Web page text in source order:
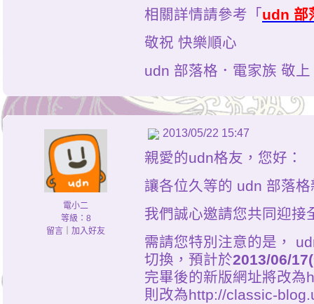
相關詳情請參考「 udn 部
敬祝 快樂順心
udn 部落格．電家族 敬上
電小二
等級：8
留言
加入好友
2013/05/22 15:47
親愛的udn格友，您好：
讓各位久等的 udn 部落
我們誠心邀請您共同迎接
需請您特別注意的是，
切換，預計於2013/06/
完畢後的新版網址將改
則改為http://classic-